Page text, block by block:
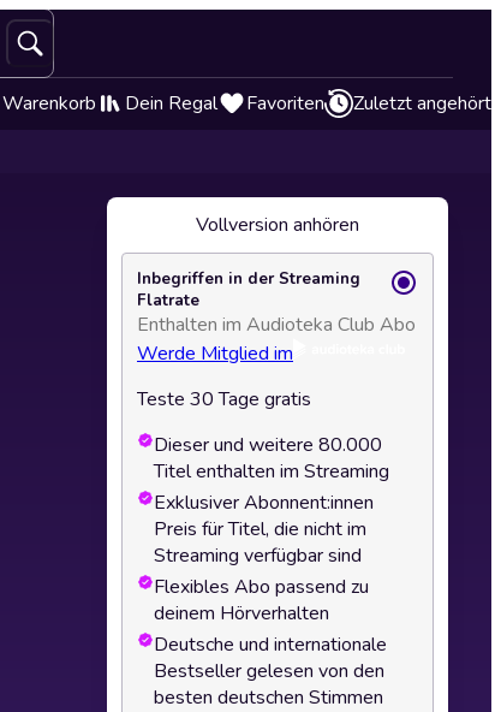
Warenkorb Dein Regal Favoriten Zuletzt angehört
Vollversion anhören
Inbegriffen in der Streaming
Flatrate
Enthalten im Audioteka Club Abo
Werde Mitglied im
Teste 30 Tage gratis
Dieser und weitere 80.000
Titel enthalten im Streaming
Exklusiver Abonnent:innen
Preis für Titel, die nicht im
Streaming verfügbar sind
Flexibles Abo passend zu
deinem Hörverhalten
Deutsche und internationale
Bestseller gelesen von den
besten deutschen Stimmen